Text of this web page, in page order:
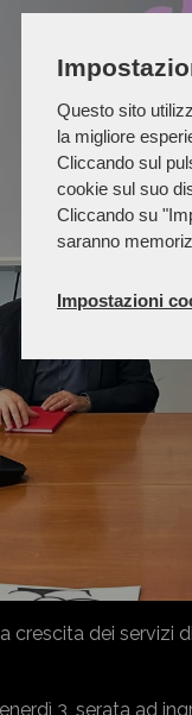
Questo sito
la migliore
Cliccando sul
cookie sul suo
Cliccando su
saranno
Impostazioni
crescita dei
3, serata ad